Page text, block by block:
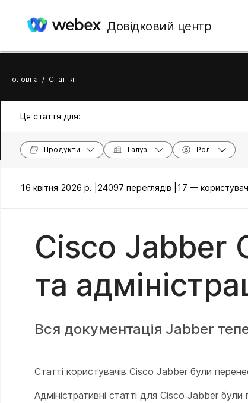
Довідковий центр
Головна / Стаття
Ця стаття для:
Продукти Галузі Ролі
16 квітня 2026 р. | 24097 переглядів | 17 —
Cisco Jabber
та
Вся документація Jabber
Статті користувачів Cisco Jabber були
Адміністративні статті для Cisco Jabber